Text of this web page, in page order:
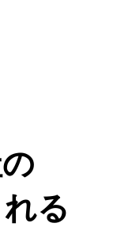
る